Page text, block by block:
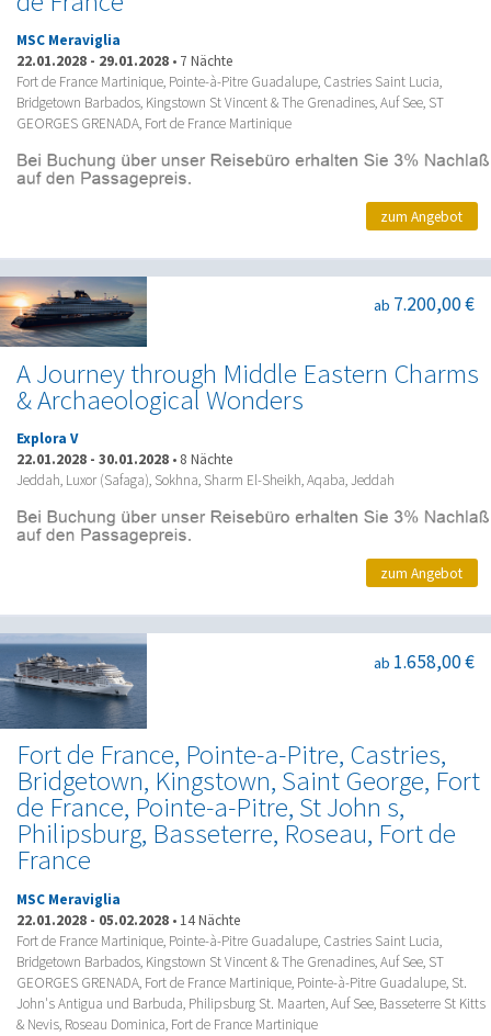
MSC Meraviglia
22.01.2028 - 29.01.2028 • 7 Nächte
Fort de France Martinique, Pointe-à-Pitre Guadalupe, Castries Saint Lucia,
Bridgetown Barbados, Kingstown St Vincent & The Grenadines, Auf See, ST
GEORGES GRENADA, Fort de France Martinique
zum Angebot
A Journey through Middle Eastern Charms
& Archaeological Wonders
ab 7.200,00 €
Explora V
22.01.2028 - 30.01.2028 • 8 Nächte
Jeddah, Luxor (Safaga), Sokhna, Sharm El-Sheikh, Aqaba, Jeddah
zum Angebot
Fort de France, Pointe-a-Pitre, Castries,
Bridgetown, Kingstown, Saint George, Fort
de France, Pointe-a-Pitre, St John s,
Philipsburg, Basseterre, Roseau, Fort de
France
ab 1.658,00 €
MSC Meraviglia
22.01.2028 - 05.02.2028 • 14 Nächte
Fort de France Martinique, Pointe-à-Pitre Guadalupe, Castries Saint Lucia,
Bridgetown Barbados, Kingstown St Vincent & The Grenadines, Auf See, ST
GEORGES GRENADA, Fort de France Martinique, Pointe-à-Pitre Guadalupe, St.
John's Antigua und Barbuda, Philipsburg St. Maarten, Auf See, Basseterre St Kitts
& Nevis, Roseau Dominica, Fort de France Martinique